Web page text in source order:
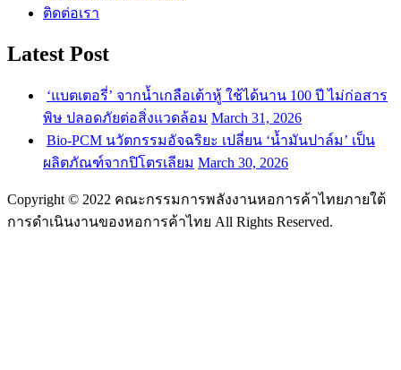
ติดต่อเรา
Latest Post
‘แบตเตอรี่’ จากน้ำเกลือเต้าหู้ ใช้ได้นาน 100 ปี ไม่ก่อสาร
พิษ ปลอดภัยต่อสิ่งแวดล้อม March 31, 2026
Bio-PCM นวัตกรรมอัจฉริยะ เปลี่ยน ‘น้ำมันปาล์ม’ เป็น
ผลิตภัณฑ์จากปิโตรเลียม March 30, 2026
Copyright © 2022 คณะกรรมการพลังงานหอการค้าไทยภายใต้
การดำเนินงานของหอการค้าไทย All Rights Reserved.